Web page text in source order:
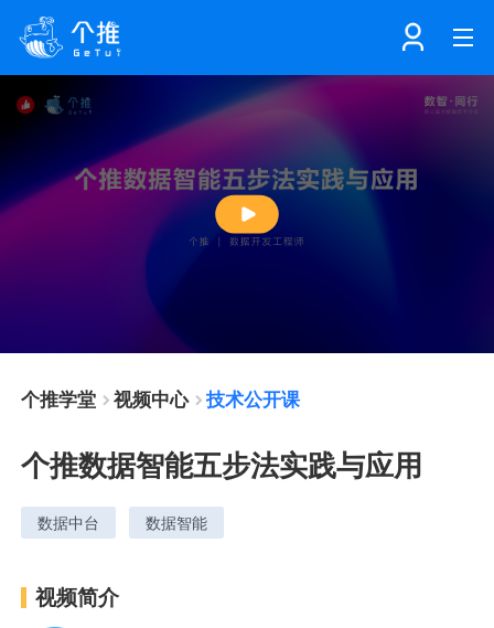
首页
产品
个知·智能营销AITA
个知·智能运营AIBI
个知·智能工作站
数据工坊
注册 登录
Play
个推学堂 视频中心 技术公开课
个推数据智能五步法实践与应用
数据中台 数据智能
视频简介